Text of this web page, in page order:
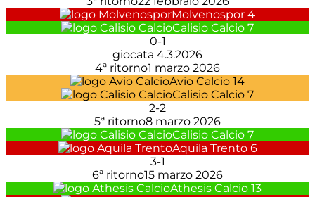
Molvenospor 4
Calisio Calcio 7
0-1
giocata 4.3.2026
4ª ritorno1 marzo 2026
Avio Calcio 14
Calisio Calcio 7
2-2
5ª ritorno8 marzo 2026
Calisio Calcio 7
Aquila Trento 6
3-1
6ª ritorno15 marzo 2026
Athesis Calcio 13